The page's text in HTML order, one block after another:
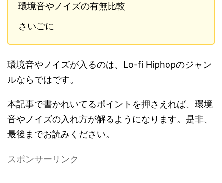
環境音やノイズの有無比較
さいごに
環境音やノイズが入るのは、Lo-fi Hiphopのジャン
ルならではです。
本記事で書かれいてるポイントを押さえれば、環境
音やノイズの入れ方が解るようになります。是非、
最後までお読みください。
スポンサーリンク